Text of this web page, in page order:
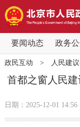
要闻动态 政务
要闻动态
党中央精神
政民互动 > 人民建
首都之窗人民
日期：2025-12-01 14:56